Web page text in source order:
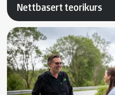
Nettbasert teorikurs